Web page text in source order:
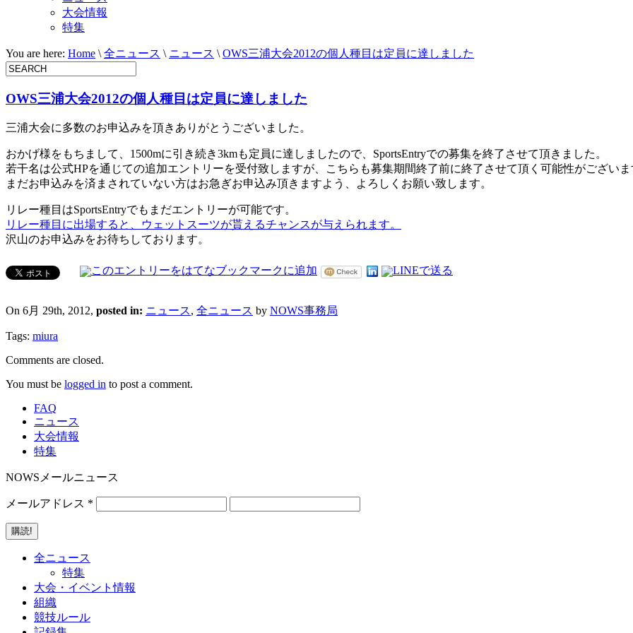
大会情報
特集
You are here: Home \ 全ニュース \ ニュース \ OWS三浦大会2012の個人種目は定員に達しました
OWS三浦大会2012の個人種目は定員に達しました
三浦大会に多数のお申込みを頂きありがとうございました。
おかげ様をもちまして、1500mに引き続き3kmも定員に達しましたので、SportsEntryでの募集を終了させて頂きました。
若干名は公式HPを通じての追加エントリーを受付致しますが、こちらも募集期間終了前に終了させて頂く可能性がござい
まだお申込みを済まされていない方はお急ぎお申込み頂きますよう、よろしくお願い致します。
リレー種目はSportsEntryでもまだエントリーが可能です。
リレー種目に出場すると、ウェットスーツが貰えるチャンスが与えられます。
沢山のお申込みをお待ちしております。
On 6月 29th, 2012, posted in: ニュース, 全ニュース by NOWS事務局
Tags: miura
Comments are closed.
You must be logged in to post a comment.
FAQ
ニュース
大会情報
特集
NOWSメールニュース
メールアドレス *
全ニュース
特集
大会・イベント情報
組織
競技ルール